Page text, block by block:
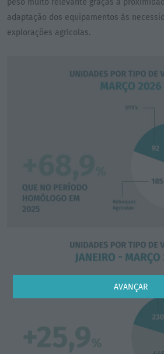
AVANÇAR
adaptação dos equipamentos às
explorações agrícolas.